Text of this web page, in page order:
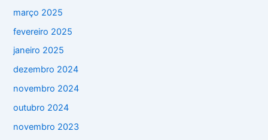
março 2025
fevereiro 2025
janeiro 2025
dezembro 2024
novembro 2024
outubro 2024
novembro 2023